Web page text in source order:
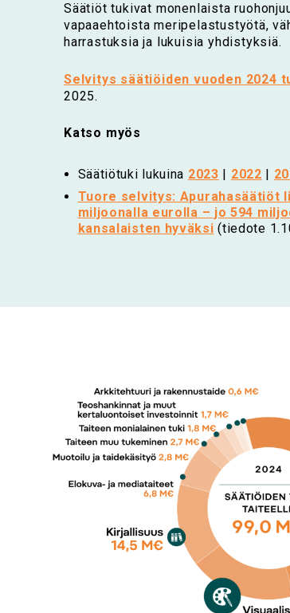
Säätiöt tukivat monenlaista
vapaaehtoista meripelastustyötä,
harrastuksia ja lukuisia yhdistyksiä.
Selvitys säätiöiden vuoden 2024
2025.
Katso myös
Säätiötuki lukuina 2023 | 2022 |
Tuore selvitys: Apurahasäätiöt
miljoonalla eurolla – jo 594
kansalaisten hyväksi (tiedote